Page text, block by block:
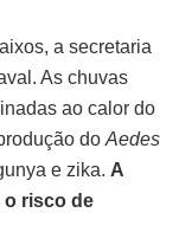
a secretaria
As chuvas
ao calor do
do Aedes
e zika. A
o risco de